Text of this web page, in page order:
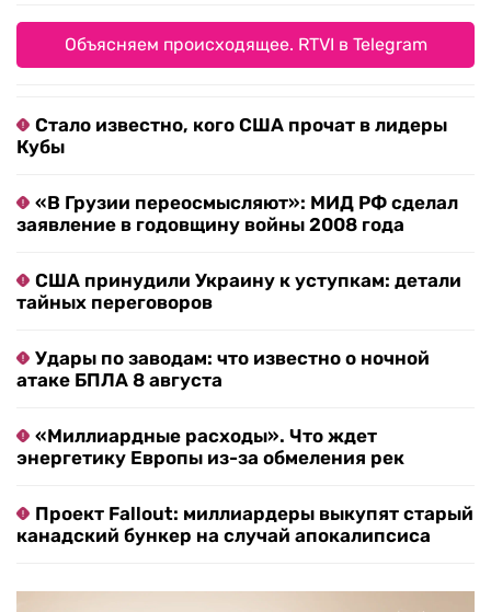
Объясняем происходящее. RTVI в Telegram
Стало известно, кого США прочат в лидеры
Кубы
«В Грузии переосмысляют»: МИД РФ сделал
заявление в годовщину войны 2008 года
США принудили Украину к уступкам: детали
тайных переговоров
Удары по заводам: что известно о ночной
атаке БПЛА 8 августа
«Миллиардные расходы». Что ждет
энергетику Европы из-за обмеления рек
Проект Fallout: миллиардеры выкупят старый
канадский бункер на случай апокалипсиса